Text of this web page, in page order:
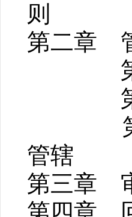
则
第二章
第一
第二
第三
管辖
第三章